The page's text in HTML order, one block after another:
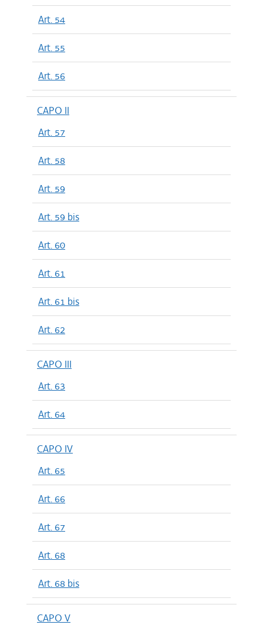
Art. 54
Art. 55
Art. 56
CAPO II
Art. 57
Art. 58
Art. 59
Art. 59 bis
Art. 60
Art. 61
Art. 61 bis
Art. 62
CAPO III
Art. 63
Art. 64
CAPO IV
Art. 65
Art. 66
Art. 67
Art. 68
Art. 68 bis
CAPO V